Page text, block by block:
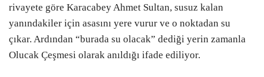
rivayete göre Karacabey Ahmet Sultan, susuz kalan
yanındakiler için asasını yere vurur ve o noktadan su
çıkar. Ardından “burada su olacak” dediği yerin zamanla
Olucak Çeşmesi olarak anıldığı ifade ediliyor.